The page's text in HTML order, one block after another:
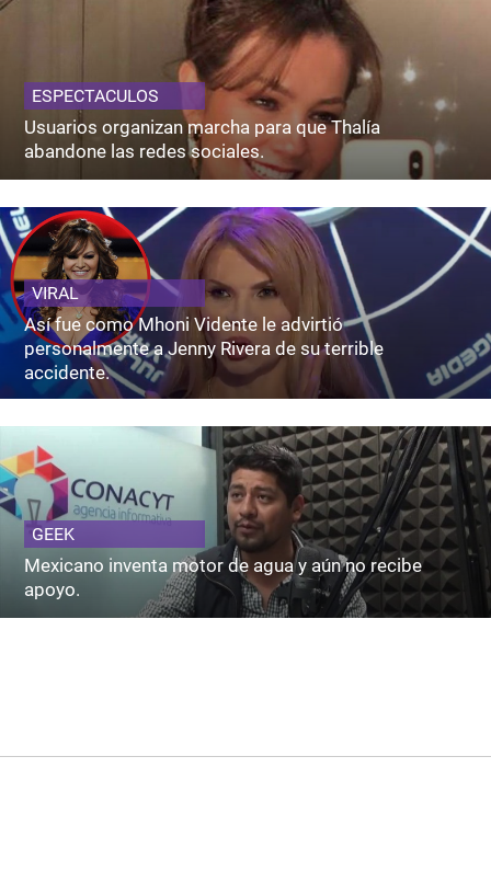
ESPECTACULOS
Usuarios organizan marcha para que Thalía
abandone las redes sociales.
VIRAL
Así fue como Mhoni Vidente le advirtió
personalmente a Jenny Rivera de su terrible
accidente.
GEEK
Mexicano inventa motor de agua y aún no recibe
apoyo.